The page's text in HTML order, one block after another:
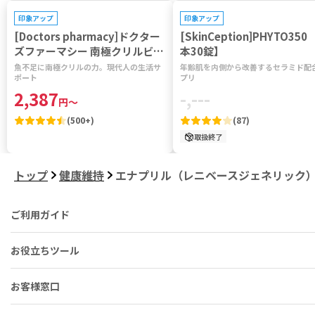
印象アップ
[Doctors pharmacy]ドクター
ズファーマシー 南極クリルビタ
ミン 【1袋120粒】
魚不足に南極クリルの力。現代人の生活サ
ポート
2,387円～
(500+)
印象アップ
[SkinCeption]PHYTO350
本30錠】
年齢肌を内側から改善するセラミド配
プリ
-,---
(87)
取扱終了
トップ 健康維持 エナプリル（レニベースジェネリック）
ご利用ガイド
お役立ちツール
お客様窓口